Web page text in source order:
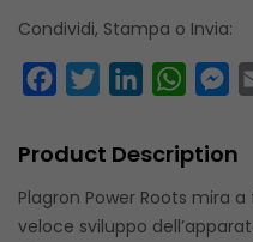
Condividi, Stampa o Invia:
FacebookTwitterLinkedIn
Product Description
Plagron Power Roots mira
veloce sviluppo